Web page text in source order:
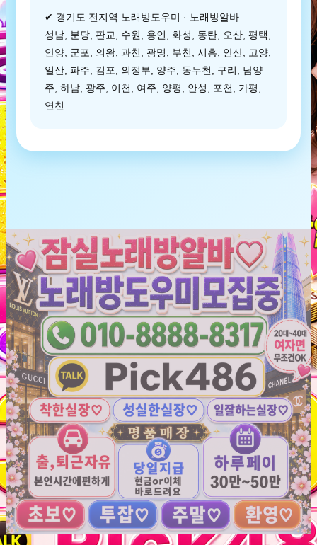
✔ 경기도 전지역 노래방도우미 · 노래방알바
성남, 분당, 판교, 수원, 용인, 화성, 동탄, 오산, 평택,
안양, 군포, 의왕, 과천, 광명, 부천, 시흥, 안산, 고양,
일산, 파주, 김포, 의정부, 양주, 동두천, 구리, 남양
주, 하남, 광주, 이천, 여주, 양평, 안성, 포천, 가평,
연천